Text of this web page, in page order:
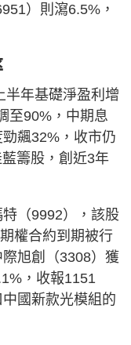
）則瀉6.5%，
半年基礎淨盈利增
至90%，中期息
飆32%，收市仍
籌股，創近3年
（9992），該股
權合約到期被行
旭創（3308）獲
，收報1151
國新款光模組的